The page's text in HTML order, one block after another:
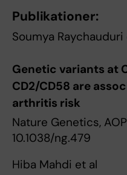
Publikationer:
Soumya Raychauduri
Genetic variants at
CD2/CD58 are
arthritis risk
Nature Genetics,
10.1038/ng.479
Hiba Mahdi et al